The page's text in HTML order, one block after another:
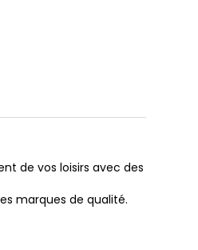
de vos loisirs avec des
marques de qualité.